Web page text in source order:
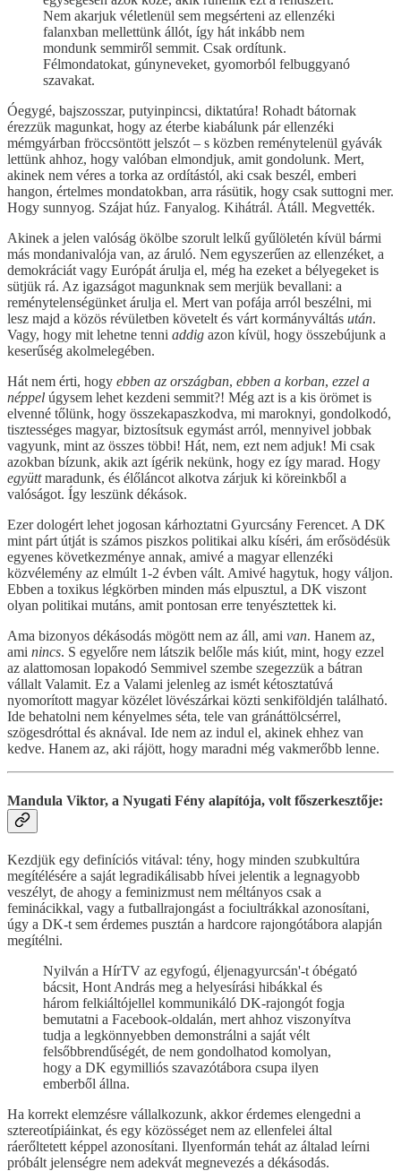
Nem akarjuk véletlenül sem megsérteni az ellenzéki
falanxban mellettünk állót, így hát inkább nem
mondunk semmiről semmit. Csak ordítunk.
Félmondatokat, gúnyneveket, gyomorból felbuggyanó
szavakat.
Óegygé, bajszosszar, putyinpincsi, diktatúra! Rohadt bátornak
érezzük magunkat, hogy az éterbe kiabálunk pár ellenzéki
mémgyárban fröccsöntött jelszót – s közben reménytelenül gyávák
lettünk ahhoz, hogy valóban elmondjuk, amit gondolunk. Mert,
akinek nem véres a torka az ordítástól, aki csak beszél, emberi
hangon, értelmes mondatokban, arra rásütik, hogy csak suttogni mer.
Hogy sunnyog. Szájat húz. Fanyalog. Kihátrál. Átáll. Megvették.
Akinek a jelen valóság ökölbe szorult lelkű gyűlöletén kívül bármi
más mondanivalója van, az áruló. Nem egyszerűen az ellenzéket, a
demokráciát vagy Európát árulja el, még ha ezeket a bélyegeket is
sütjük rá. Az igazságot magunknak sem merjük bevallani: a
reménytelenségünket árulja el. Mert van pofája arról beszélni, mi
lesz majd a közös révületben követelt és várt kormányváltás után.
Vagy, hogy mit lehetne tenni addig azon kívül, hogy összebújunk a
keserűség akolmelegében.
Hát nem érti, hogy ebben az országban, ebben a korban, ezzel a
néppel úgysem lehet kezdeni semmit?! Még azt is a kis örömet is
elvenné tőlünk, hogy összekapaszkodva, mi maroknyi, gondolkodó,
tisztességes magyar, biztosítsuk egymást arról, mennyivel jobbak
vagyunk, mint az összes többi! Hát, nem, ezt nem adjuk! Mi csak
azokban bízunk, akik azt ígérik nekünk, hogy ez így marad. Hogy
együttmaradunk, és élőláncot alkotva zárjuk ki köreinkből a
valóságot. Így leszünk dékások.
Ezer dologért lehet jogosan kárhoztatni Gyurcsány Ferencet. A DK
mint párt útját is számos piszkos politikai alku kíséri, ám erősödésük
egyenes következménye annak, amivé a magyar ellenzéki
közvélemény az elmúlt 1-2 évben vált. Amivé hagytuk, hogy váljon.
Ebben a toxikus légkörben minden más elpusztul, a DK viszont
olyan politikai mutáns, amit pontosan erre tenyésztettek ki.
Ama bizonyos dékásodás mögött nem az áll, ami van. Hanem az,
ami nincs. S egyelőre nem látszik belőle más kiút, mint, hogy ezzel
az alattomosan lopakodó Semmivel szembe szegezzük a bátran
vállalt Valamit. Ez a Valami jelenleg az ismét kétosztatúvá
nyomorított magyar közélet lövészárkai közti senkiföldjén található.
Ide behatolni nem kényelmes séta, tele van gránáttölcsérrel,
szögesdróttal és aknával. Ide nem az indul el, akinek ehhez van
kedve. Hanem az, aki rájött, hogy maradni még vakmerőbb lenne.
Mandula Viktor, a Nyugati Fény alapítója, volt főszerkesztője:
Kezdjük egy definíciós vitával: tény, hogy minden szubkultúra
megítélésére a saját legradikálisabb hívei jelentik a legnagyobb
veszélyt, de ahogy a feminizmust nem méltányos csak a
feminácikkal, vagy a futballrajongást a fociultrákkal azonosítani,
úgy a DK-t sem érdemes pusztán a hardcore rajongótábora alapján
megítélni.
Nyilván a HírTV az egyfogú, éljenagyurcsán'-t óbégató
bácsit, Hont András meg a helyesírási hibákkal és
három felkiáltójellel kommunikáló DK-rajongót fogja
bemutatni a Facebook-oldalán, mert ahhoz viszonyítva
tudja a legkönnyebben demonstrálni a saját vélt
felsőbbrendűségét, de nem gondolhatod komolyan,
hogy a DK egymilliós szavazótábora csupa ilyen
emberből állna.
Ha korrekt elemzésre vállalkozunk, akkor érdemes elengedni a
sztereotípiáinkat, és egy közösséget nem az ellenfelei által
ráerőltetett képpel azonosítani. Ilyenformán tehát az általad leírni
próbált jelenségre nem adekvát megnevezés a dékásodás.